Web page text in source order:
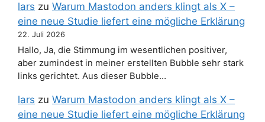
lars zu Warum Mastodon anders klingt als X –
eine neue Studie liefert eine mögliche Erklärung
22. Juli 2026
Hallo, Ja, die Stimmung im wesentlichen positiver,
aber zumindest in meiner erstellten Bubble sehr stark
links gerichtet. Aus dieser Bubble…
lars zu Warum Mastodon anders klingt als X –
eine neue Studie liefert eine mögliche Erklärung